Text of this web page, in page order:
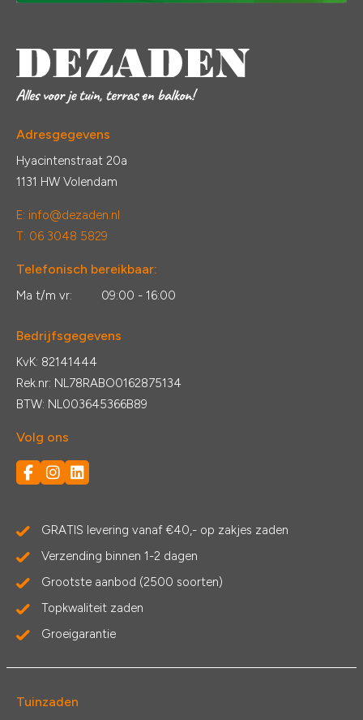
Adresgegevens
Hyacintenstraat 20a
1131 HW Volendam
E: info@dezaden.nl
T: 06 3048 5829
Telefonisch bereikbaar:
Ma t/m vr: 09:00 - 16:00
Bedrijfsgegevens
KvK: 82141444
Rek.nr: NL78RABO0162875134
BTW: NL003645366B89
Volg ons
GRATIS levering vanaf €40,- op zakjes zaden
Verzending binnen 1-2 dagen
Grootste aanbod (2500 soorten)
Topkwaliteit zaden
Groeigarantie
Tuinzaden